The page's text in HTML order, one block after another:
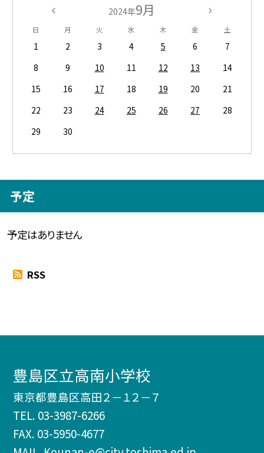
2024年9月
日 月 火 水 木 金 土
1 2 3 4 5 6
7
8
9 10 11 12 13
14
15
16 17 18 19 20
21
22
23 24 25 26 27
28
29
30
予定
予定はありません
RSS
豊島区立高南小学校
東京都豊島区高田２－１２－７
TEL. 03-3987-6266
FAX. 03-5950-4677